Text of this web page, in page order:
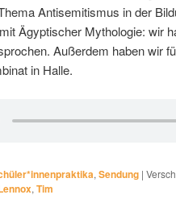
Antisemitismus in der
Ägyptischer Mythologie: wir
Außerdem haben wir
in Halle.
, Sendung |
, Tim